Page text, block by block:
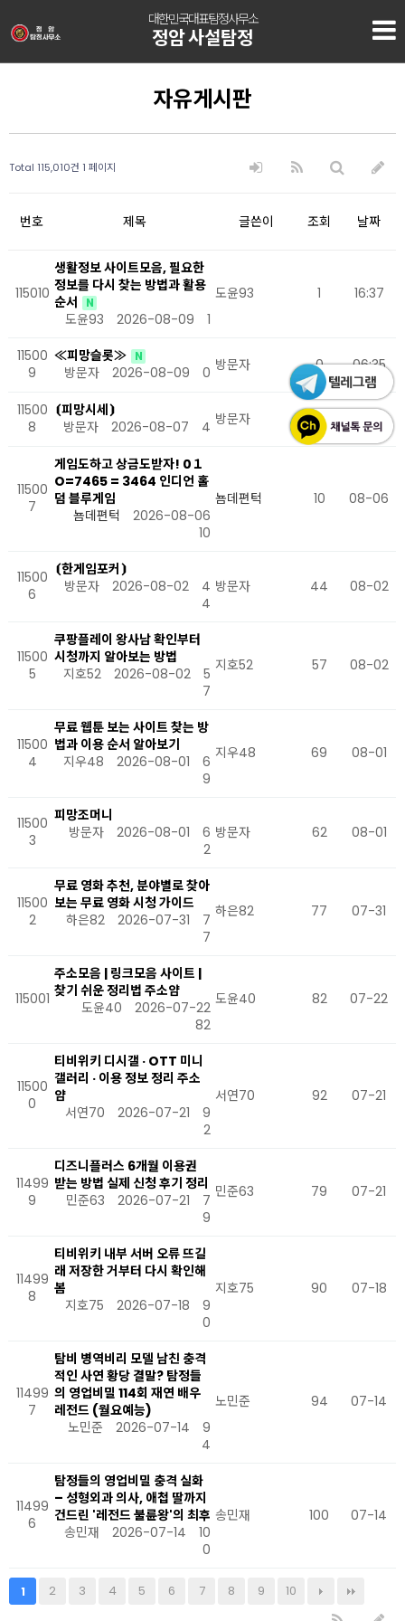
대한민국대표탐정사무소
정암 사설탐정
자유게시판
Total 115,010건 1 페이지
번호 제목 글쓴이 조회 날짜
115010
생활정보 사이트모음, 필요한
정보를 다시 찾는 방법과 활용
순서
N
도윤93 2026-08-09 1
도윤93 1 16:37
11500
9
≪피망슬롯≫ N
방문자 2026-08-09 0 방문자 0 06:35
11500
8
⦗피망시세⦘
방문자
2026-08-07 4 방문자 4 08-07
11500
7
게임도하고 상금도받자! 0１
O=7465 = 3464 인디언 홀
덤 블루게임
뇸데편턱
2026-08-06
10
뇸데편턱 10 08-06
11500
6
⦗한게임포커⦘
방문자
2026-08-02
4
4
방문자 44 08-02
11500
5
쿠팡플레이 왕사남 확인부터
시청까지 알아보는 방법
지호52
2026-08-02
5
7
지호52 57 08-02
11500
4
무료 웹툰 보는 사이트 찾는 방
법과 이용 순서 알아보기
지우48
2026-08-01
6
9
지우48 69 08-01
11500
3
피망조머니
방문자
2026-08-01
6
2
방문자 62 08-01
11500
2
무료 영화 추천, 분야별로 찾아
보는 무료 영화 시청 가이드
하은82
2026-07-31
7
7
하은82 77 07-31
115001
주소모음 | 링크모음 사이트 |
찾기 쉬운 정리법 주소얌
도윤40
2026-07-22
82
도윤40 82 07-22
11500
0
티비위키 디시갤 · OTT 미니
갤러리 · 이용 정보 정리 주소
얌
서연70
2026-07-21
9
2
서연70 92 07-21
11499
9
디즈니플러스 6개월 이용권
받는 방법 실제 신청 후기 정리
민준63
2026-07-21
7
9
민준63 79 07-21
11499
8
티비위키 내부 서버 오류 뜨길
래 저장한 거부터 다시 확인해
봄
지호75
2026-07-18
9
0
지호75 90 07-18
11499
7
탐비 병역비리 모델 남친 충격
적인 사연 황당 결말? 탐정들
의 영업비밀 114회 재연 배우
레전드 (월요예능)
노민준
2026-07-14
9
4
노민준 94 07-14
11499
6
탐정들의 영업비밀 충격 실화
– 성형외과 의사, 애첩 딸까지
건드린 '레전드 불륜왕'의 최후
송민재
2026-07-14
10
0
송민재 100 07-14
1 2 3 4 5 6 7 8 9 10